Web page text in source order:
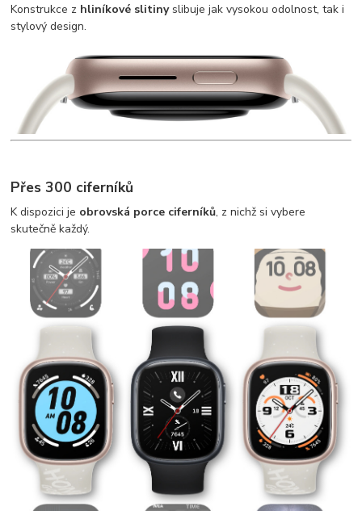
Konstrukce z hliníkové slitiny slibuje jak vysokou odolnost, tak i
stylový design.
Přes 300 ciferníků
K dispozici je obrovská porce ciferníků, z nichž si vybere
skutečně každý.